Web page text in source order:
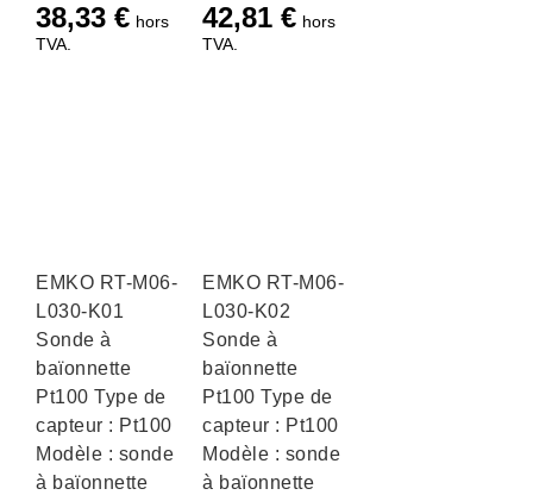
38,33 € hors
TVA.
42,81 € hors
TVA.
EMKO RT-M06-
L030-K01
Sonde à
baïonnette
Pt100 Type de
capteur : Pt100
Modèle : sonde
à baïonnette
EMKO RT-M06-
L030-K02
Sonde à
baïonnette
Pt100 Type de
capteur : Pt100
Modèle : sonde
à baïonnette